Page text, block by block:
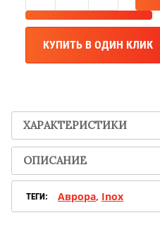
Доставим бесплатно
ПОВЫШЕНИЕ ЦЕН
КУПИТЬ В ОДИН КЛИК
ХАРАКТЕРИСТИКИ
ОПИСАНИЕ
ТЕГИ: Аврора, Inox